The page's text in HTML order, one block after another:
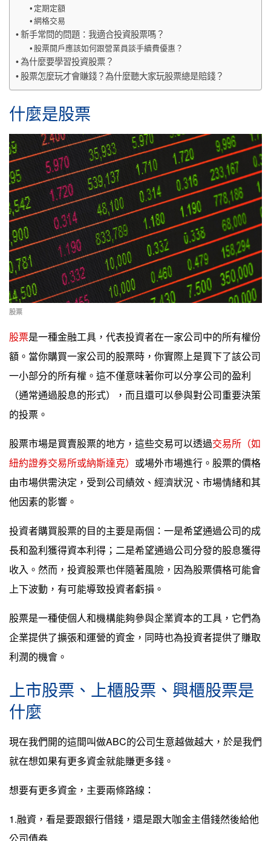
定期定額
網格交易
新手常問的問題：我適合投資股票嗎？
股票開戶應該如何跟營業員談手續費優惠？
為什麼要學習投資股票？
股票怎麼玩才會賺錢？為什麼聽大家玩股票總是賠錢？
什麼是股票
股票
股票是一種金融工具，代表投資者在一家公司中的所有權份
額。當你購買一家公司的股票時，你實際上是買下了該公司
一小部分的所有權。這不僅意味著你可以分享公司的盈利
（通常通過股息的形式），而且還可以參與對公司重要決策
的投票。
股票市場是買賣股票的地方，這些交易可以透過交易所（如
紐約證券交易所或納斯達克） 或場外市場進行。股票的價格
由市場供需決定，受到公司績效、經濟狀況、市場情緒和其
他因素的影響。
投資者購買股票的目的主要是兩個：一是希望通過公司的成
長和盈利獲得資本利得；二是希望通過公司分發的股息獲得
收入。然而，投資股票也伴隨著風險，因為股票價格可能會
上下波動，有可能導致投資者虧損。
股票是一種使個人和機構能夠參與企業資本的工具，它們為
企業提供了擴張和運營的資金，同時也為投資者提供了賺取
利潤的機會。
上市股票、上櫃股票、興櫃股票是
什麼
現在我們開的這間叫做ABC的公司生意越做越大，於是我們
就在想如果有更多資金就能賺更多錢。
想要有更多資金，主要兩條路線：
1.融資，看是要跟銀行借錢，還是跟大咖金主借錢然後給他
公司債券